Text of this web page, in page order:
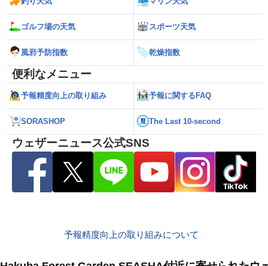
ゴルフ場の天気 スポーツ天気
風邪予防指数 乾燥指数
便利なメニュー
予報精度向上の取り組み 予報に関するFAQ
SORASHOP The Last 10-second
ウェザーニュース公式SNS
予報精度向上の取り組みについて